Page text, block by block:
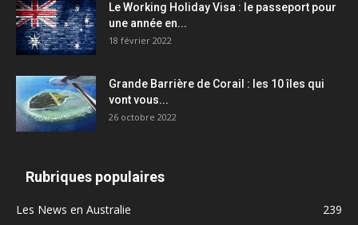
Le Working Holiday Visa : le passeport pour
une année en...
18 février 2022
Grande Barrière de Corail : les 10 îles qui
vont vous...
26 octobre 2022
Rubriques populaires
Les News en Australie
239